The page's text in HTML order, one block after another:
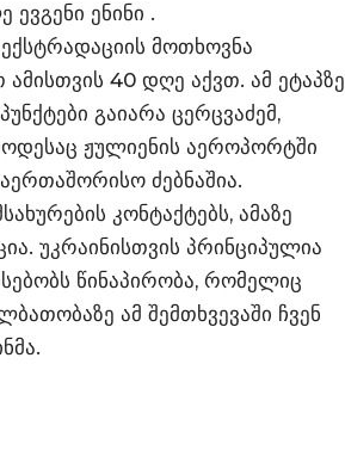
ენინი .
მოთხოვნა
40 დღე აქვთ. ამ ეტაპზე
გაიარა ცერცვაძემ,
ჟულიენის აეროპორტში
ძებნაშია.
კონტაქტებს, ამაზე
უკრაინისთვის პრინციპულია
წინაპირობა, რომელიც
ამ შემთხვევაში ჩვენ